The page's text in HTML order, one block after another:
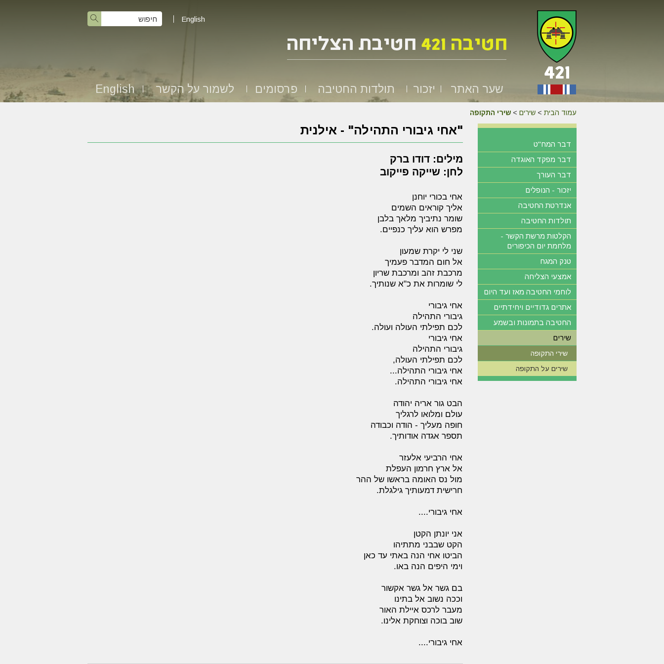
English
שער האתר יזכור תולדות החטיבה פרסומים לשמור על הקשר English
עמוד הבית >שירים >שירי התקופה
"אחי גיבורי התהילה" - אילנית
מילים: דודו ברק
לחן: שייקה פייקוב
אחי בכורי יוחנן
אליך קוראים השמים
שומר נתיביך מלאך בלבן
מפרש הוא עליך כנפיים.
שני לי יקרת שמעון
אל חום המדבר פעמיך
מרכבת זהב ומרכבת שריון
לי שומרות את כ"א שנותיך.
אחי גיבורי
גיבורי התהילה
לכם תפילתי העולה ועולה.
אחי גיבורי
גיבורי התהילה
לכם תפילתי העולה,
אחי גיבורי התהילה...
אחי גיבורי התהילה.
הבט גור אריה יהודה
עולם ומלואו לרגליך
חופה מעליך - הודה וכבודה
תספר אגדה אודותיך.
אחי הרביעי אלעזר
אל ארץ חרמון העפלת
מול נס האומה בראשו של ההר
חרישית דמעותיך גילגלת.
אחי גיבורי....
אני יונתן הקטן
הקט שבבני מתתיהו
הביטו אחי הנה באתי עד כאן
וימי היפים הנה באו.
בם גשר אל גשר אקשור
וככה נשוב אל בתינו
מעבר לרכס איילת האור
שוב בוכה וצוחקת אלינו.
אחי גיבורי....
דבר המח"ט
דבר מפקד האוגדה
דבר העורך
יזכור - הנופלים
אנדרטת החטיבה
תולדות החטיבה
הקלטות מרשת הקשר -
מלחמת יום הכיפורים
טנק המגח
אמצעי הצליחה
לוחמי החטיבה מאז ועד היום
אתרים גדודיים ויחידתיים
החטיבה בתמונות ובשמע
שירים
שירי התקופה
שירים על התקופה